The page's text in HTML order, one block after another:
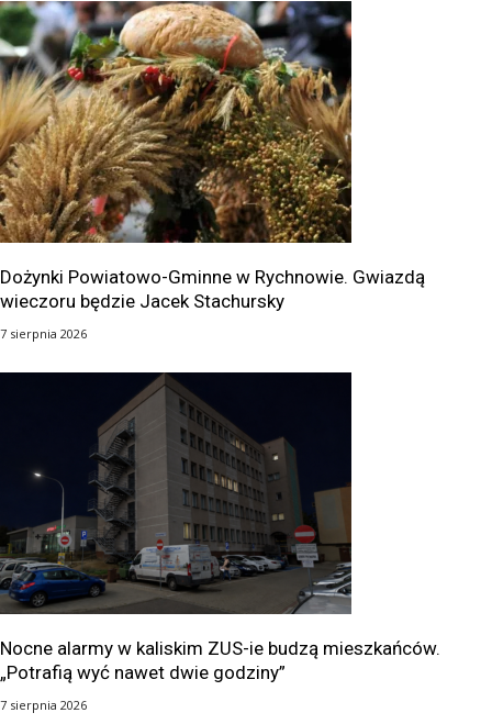
Dożynki Powiatowo-Gminne w Rychnowie. Gwiazdą
wieczoru będzie Jacek Stachursky
7 sierpnia 2026
Nocne alarmy w kaliskim ZUS-ie budzą mieszkańców.
„Potrafią wyć nawet dwie godziny”
7 sierpnia 2026